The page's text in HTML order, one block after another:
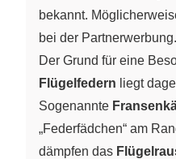
bekannt.
bei der Partnerwerbung.
Der Grund für eine
Flügelfedern liegt
Sogenannte
„Federfädchen“ am
dämpfen das